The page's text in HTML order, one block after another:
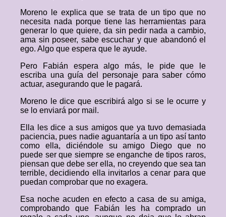
Moreno le explica que se trata de un tipo que no
necesita nada porque tiene las herramientas para
generar lo que quiere, da sin pedir nada a cambio,
ama sin poseer, sabe escuchar y que abandonó el
ego. Algo que espera que le ayude.
Pero Fabián espera algo más, le pide que le
escriba una guía del personaje para saber cómo
actuar, asegurando que le pagará.
Moreno le dice que escribirá algo si se le ocurre y
se lo enviará por mail.
Ella les dice a sus amigos que ya tuvo demasiada
paciencia, pues nadie aguantaría a un tipo así tanto
como ella, diciéndole su amigo Diego que no
puede ser que siempre se enganche de tipos raros,
piensan que debe ser ella, no creyendo que sea tan
terrible, decidiendo ella invitarlos a cenar para que
puedan comprobar que no exagera.
Esa noche acuden en efecto a casa de su amiga,
comprobando que Fabián les ha comprado un